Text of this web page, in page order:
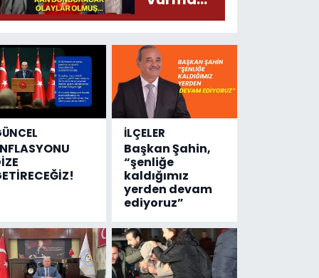
olayında
geldi...
Meğer, kan
donduracak
olaylar
olmuş...
İLÇELER
Başkan Şahin,
“şenliğe
kaldığımız
yerden devam
ediyoruz”